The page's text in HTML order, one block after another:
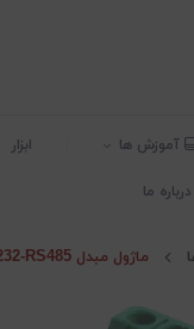
آموزش ها ابزار
درباره ما
ماژول مبدل RS232-RS485 مارک Sintechi